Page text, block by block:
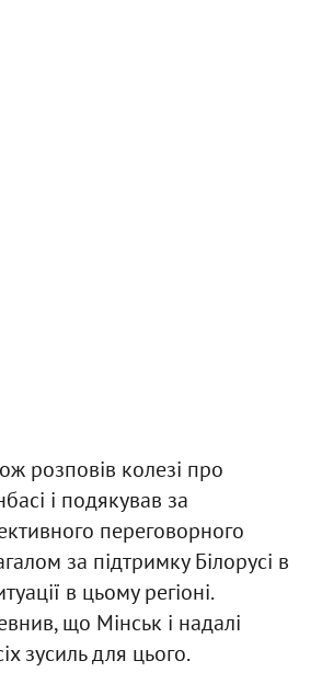
розповів колезі про
і подякував за
переговорного
за підтримку Білорусі в
в цьому регіоні.
що Мінськ і надалі
зусиль для цього.